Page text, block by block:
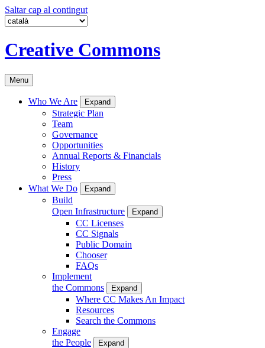
Saltar cap al contingut
Creative Commons
Menu
Who We Are Expand
Strategic Plan
Team
Governance
Opportunities
Annual Reports & Financials
History
Press
What We Do
Expand
Build
Open Infrastructure
Expand
CC Licenses
CC Signals
Public Domain
Chooser
FAQs
Implement
the Commons
Expand
Where CC Makes An Impact
Resources
Search the Commons
Engage
the People
Expand